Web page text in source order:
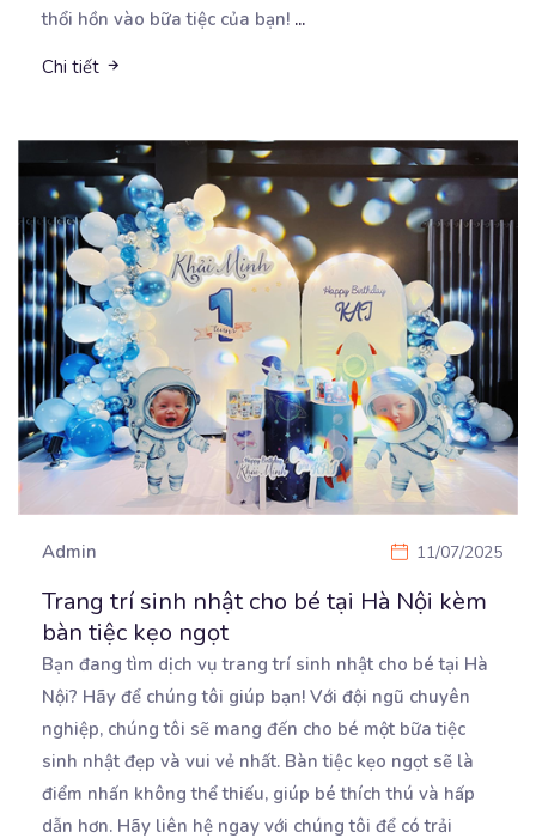
thổi hồn vào bữa tiệc của bạn! ...
Chi tiết
Admin 11/07/2025
Trang trí sinh nhật cho bé tại Hà Nội kèm
bàn tiệc kẹo ngọt
Bạn đang tìm dịch vụ trang trí sinh nhật cho bé tại Hà
Nội? Hãy để chúng tôi giúp bạn! Với đội ngũ chuyên
nghiệp, chúng tôi sẽ mang đến cho bé một bữa tiệc
sinh nhật đẹp và vui vẻ nhất. Bàn tiệc kẹo ngọt sẽ là
điểm nhấn không thể thiếu, giúp bé thích thú và hấp
dẫn hơn. Hãy liên hệ ngay với chúng tôi để có trải